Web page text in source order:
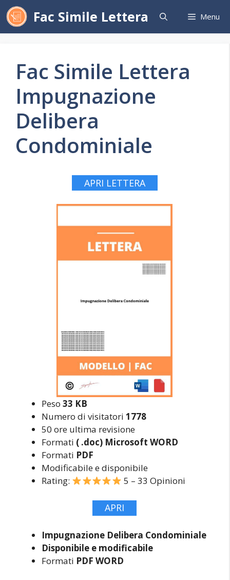
Vai
al
contenuto
Fac Simile Lettera Menu
Fac Simile Lettera
Impugnazione
Delibera
Condominiale
APRI LETTERA
Peso 33 KB
Numero di visitatori 1778
50 ore ultima revisione
Formati ( .doc) Microsoft WORD
Formati PDF
Modificabile e disponibile
Rating:
5 – 33 Opinioni
APRI
Impugnazione Delibera Condominiale
Disponibile e modificabile
Formati PDF WORD